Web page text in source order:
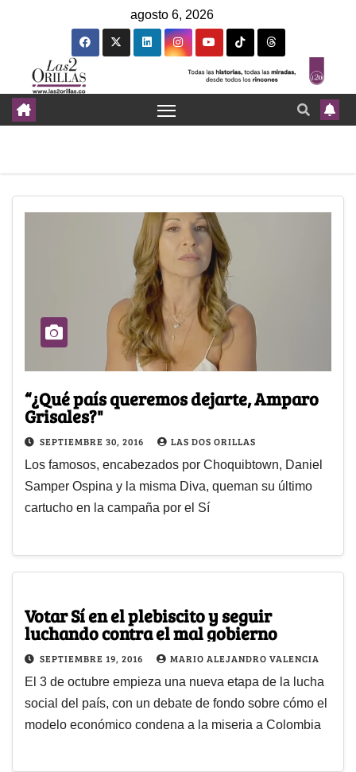
agosto 6, 2026
“¿Qué país queremos dejarte, Amparo
Grisales?"
SEPTIEMBRE 30, 2016 LAS DOS ORILLAS
Los famosos, encabezados por Choquibtown, Daniel
Samper Ospina y la misma Diva, queman su último
cartucho en la campaña por el Sí
Votar Sí en el plebiscito y seguir
luchando contra el mal gobierno
SEPTIEMBRE 19, 2016 MARIO ALEJANDRO VALENCIA
El 3 de octubre empieza una nueva etapa de la lucha
social del país, con un debate de fondo sobre cómo el
modelo económico condena a la miseria a Colombia